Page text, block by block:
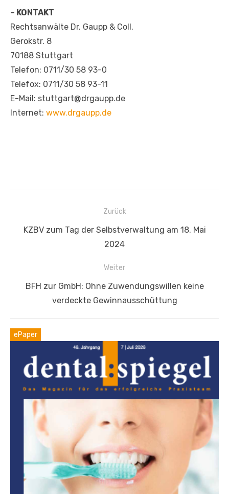
– KONTAKT
Rechtsanwälte Dr. Gaupp & Coll.
Gerokstr. 8
70188 Stuttgart
Telefon: 0711/30 58 93-0
Telefox: 0711/30 58 93-11
E-Mail: stuttgart@drgaupp.de
Internet: www.drgaupp.de
Beitragsnavigation
Zurück
Vorheriger
KZBV zum Tag der Selbstverwaltung am 18. Mai
2024
Weiter
Nächster
BFH zur GmbH: Ohne Zuwendungswillen keine
verdeckte Gewinnausschüttung
ePaper